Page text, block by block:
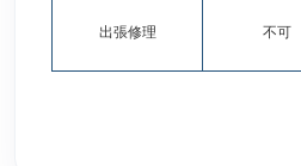
出張修理 不可